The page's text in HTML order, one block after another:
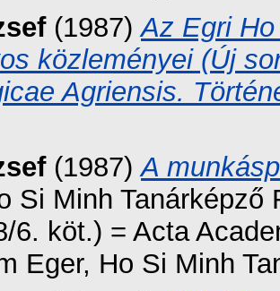
(1987)Az Egri
közleményei (Új
Agriensis.
(1987)A
Si Minh
6. köt.) = Acta
Eger, Ho Si Minh